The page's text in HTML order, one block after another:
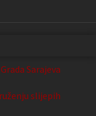
Sarajeva
slijepih